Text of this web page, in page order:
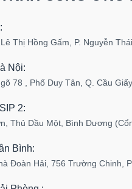
Thị Hồng Gấm, P. Nguyễn
Nội:
78 , Phố Duy Tân, Q. Cầu
2:
Thủ Dầu Một, Bình Dương
Bình:
Đoàn Hải, 756 Trường Chinh,